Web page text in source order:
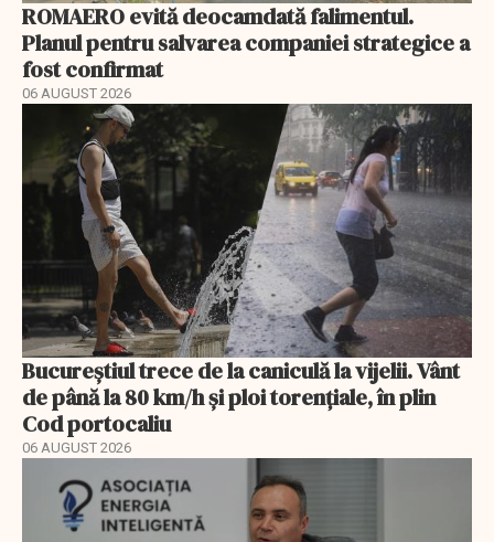
ROMAERO evită deocamdată falimentul.
Planul pentru salvarea companiei strategice a
fost confirmat
06 AUGUST 2026
Bucureștiul trece de la caniculă la vijelii. Vânt
de până la 80 km/h și ploi torențiale, în plin
Cod portocaliu
06 AUGUST 2026